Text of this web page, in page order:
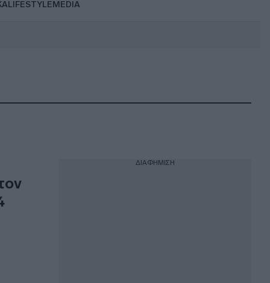
LIFESTYLEMEDIA
ΔΙΑΦΗΜΙΣΗ